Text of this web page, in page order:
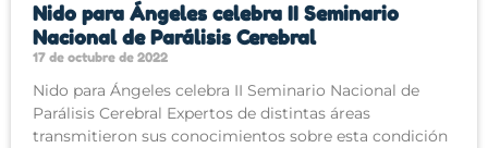
Nido para Ángeles celebra II Seminario
Nacional de Parálisis Cerebral
17 de octubre de 2022
Nido para Ángeles celebra II Seminario Nacional de
Parálisis Cerebral Expertos de distintas áreas
transmitieron sus conocimientos sobre esta condición